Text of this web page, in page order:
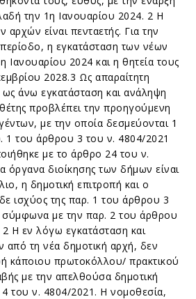
την 1η Ιανουαρίου 2024. 2 Η
αρχών είναι πενταετής. Για την
περίοδο, η εγκατάσταση των νέων
Ιανουαρίου 2024 και η θητεία τους
2028.3 Ως απαραίτητη
άνω εγκατάσταση και ανάληψη
προβλέπει την προηγούμενη
με την οποία δεσμεύονται 1
του άρθρου 3 του ν. 4804/2021
με το άρθρο 24 του ν.
όργανα διοίκησης των δήμων είναι
η δημοτική επιτροπή και ο
ισχύος της παρ. 1 του άρθρου 3
σύμφωνα με την παρ. 2 του άρθρου
Η εν λόγω εγκατάσταση και
τη νέα δημοτική αρχή, δεν
κάποιου πρωτοκόλλου/ πρακτικού
με την απελθούσα δημοτική
του ν. 4804/2021. Η νομοθεσία,